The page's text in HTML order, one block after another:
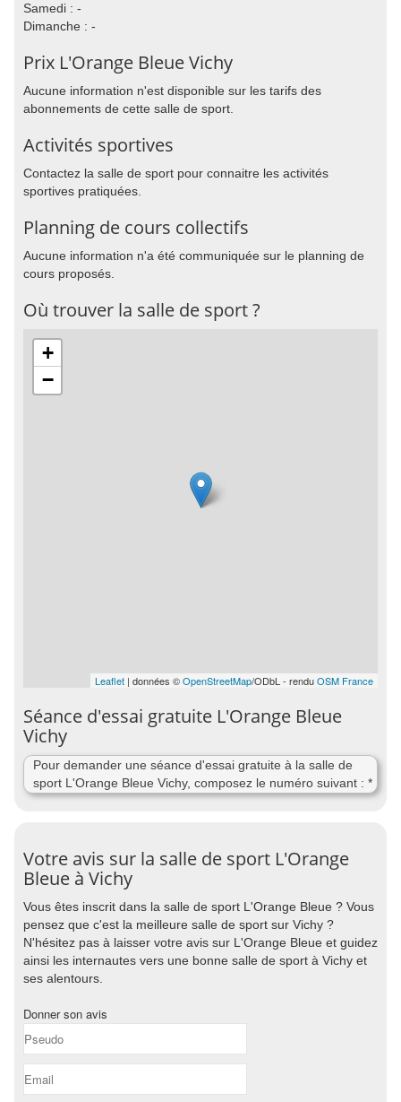
Samedi : -
Dimanche : -
Prix L'Orange Bleue Vichy
Aucune information n'est disponible sur les tarifs des
abonnements de cette salle de sport.
Activités sportives
Contactez la salle de sport pour connaitre les activités
sportives pratiquées.
Planning de cours collectifs
Aucune information n'a été communiquée sur le planning de
cours proposés.
Où trouver la salle de sport ?
+
−
Leaflet | données ©OpenStreetMap/ODbL - renduOSM France
Séance d'essai gratuite L'Orange Bleue
Vichy
Pour demander une séance d'essai gratuite à la salle de
sport L'Orange Bleue Vichy, composez le numéro suivant : *
Votre avis sur la salle de sport L'Orange
Bleue à Vichy
Vous êtes inscrit dans la salle de sport L'Orange Bleue ? Vous
pensez que c'est la meilleure salle de sport sur Vichy ?
N'hésitez pas à laisser votre avis sur L'Orange Bleue et guidez
ainsi les internautes vers une bonne salle de sport à Vichy et
ses alentours.
Donner son avis